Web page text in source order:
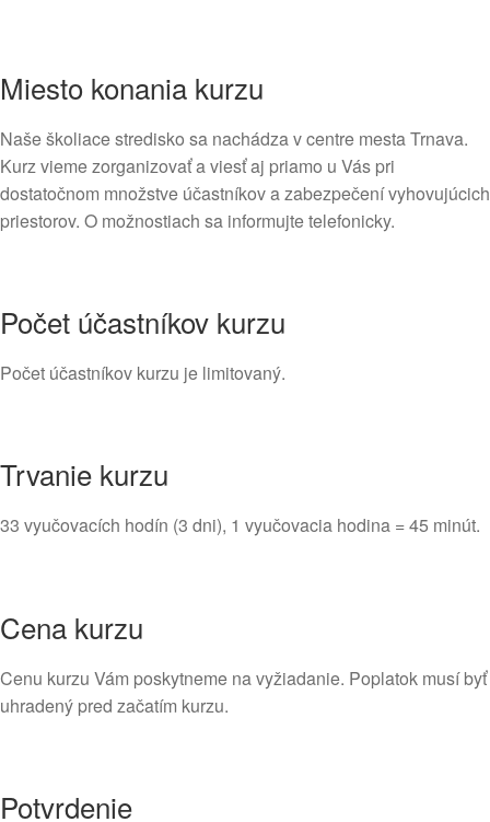
Miesto konania kurzu
Naše školiace stredisko sa nachádza v centre mesta Trnava.
Kurz vieme zorganizovať a viesť aj priamo u Vás pri
dostatočnom množstve účastníkov a zabezpečení vyhovujúcich
priestorov. O možnostiach sa informujte telefonicky.
Počet účastníkov kurzu
Počet účastníkov kurzu je limitovaný.
Trvanie kurzu
33 vyučovacích hodín (3 dni), 1 vyučovacia hodina = 45 minút.
Cena kurzu
Cenu kurzu Vám poskytneme na vyžiadanie. Poplatok musí byť
uhradený pred začatím kurzu.
Potvrdenie